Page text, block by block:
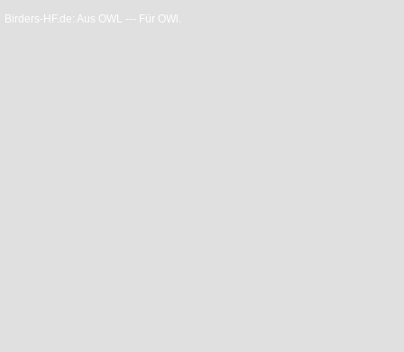
Birders-HF.de: Aus OWL --- Für OWl.